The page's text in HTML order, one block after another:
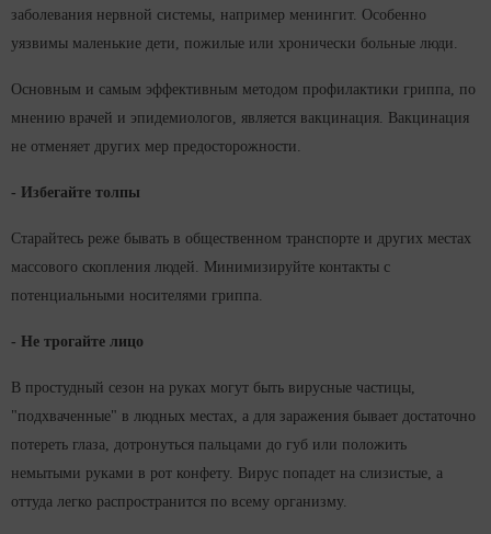
заболевания нервной системы, например менингит. Особенно
уязвимы маленькие дети, пожилые или хронически больные люди.
Основным и самым эффективным методом профилактики гриппа, по
мнению врачей и эпидемиологов, является вакцинация. Вакцинация
не отменяет других мер предосторожности.
- Избегайте толпы
Старайтесь реже бывать в общественном транспорте и других местах
массового скопления людей. Минимизируйте контакты с
потенциальными носителями гриппа.
- Не трогайте лицо
В простудный сезон на руках могут быть вирусные частицы,
"подхваченные" в людных местах, а для заражения бывает достаточно
потереть глаза, дотронуться пальцами до губ или положить
немытыми руками в рот конфету. Вирус попадет на слизистые, а
оттуда легко распространится по всему организму.